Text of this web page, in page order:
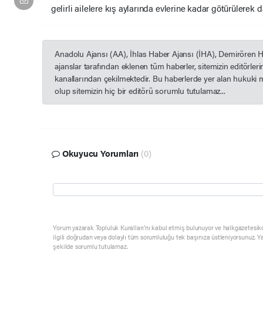
gelirli ailelere kış aylarında evlerine kadar götürülerek
Anadolu Ajansı (AA), İhlas Haber Ajansı (İHA), Demirören
ajanslar tarafından eklenen tüm haberler, sitemizin
kanallarından çekilmektedir. Bu haberlerde yer alan hukuki
olup sitemizin hiç bir editörü sorumlu tutulamaz...
Okuyucu Yorumları (0)
Yorum yazarak Topluluk Kuralları’nı kabul etmiş bulunuyor ve
ilgili doğrudan veya dolaylı tüm sorumluluğu tek başınıza üstleniyorsunuz.
şekilde sorumlu tutulamaz.